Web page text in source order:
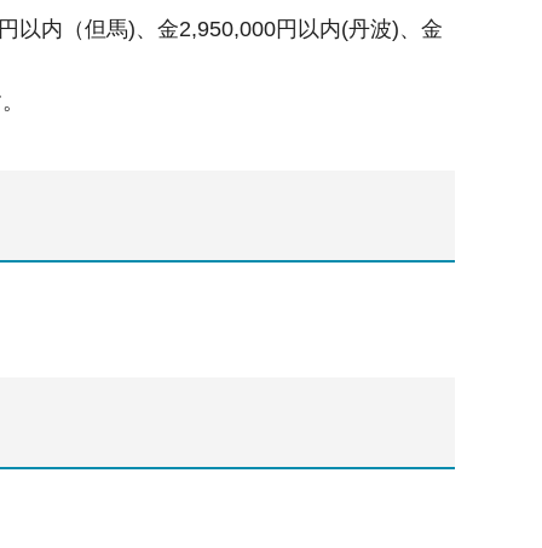
以内（但馬)、金2,950,000円以内(丹波)、金